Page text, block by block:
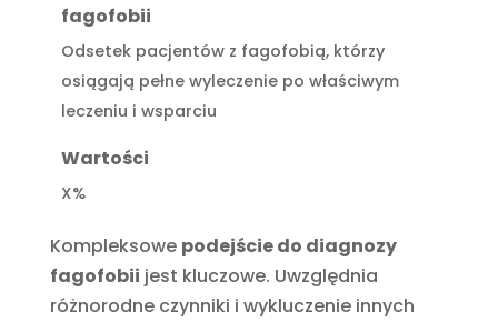
fagofobii
Odsetek pacjentów z fagofobią, którzy
osiągają pełne wyleczenie po właściwym
leczeniu i wsparciu
Wartości
X%
Kompleksowe podejście do diagnozy
fagofobii jest kluczowe. Uwzględnia
różnorodne czynniki i wykluczenie innych